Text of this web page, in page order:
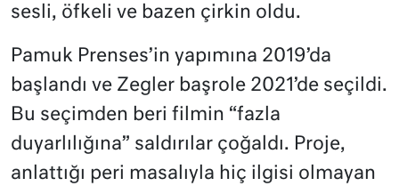
sesli, öfkeli ve bazen çirkin oldu.
Pamuk Prenses’in yapımına 2019’da
başlandı ve Zegler başrole 2021’de seçildi.
Bu seçimden beri filmin “fazla
duyarlılığına” saldırılar çoğaldı. Proje,
anlattığı peri masalıyla hiç ilgisi olmayan